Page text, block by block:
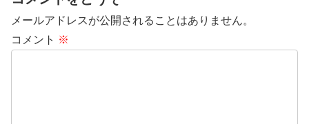
メールアドレスが公開されることはありません。
コメント ※